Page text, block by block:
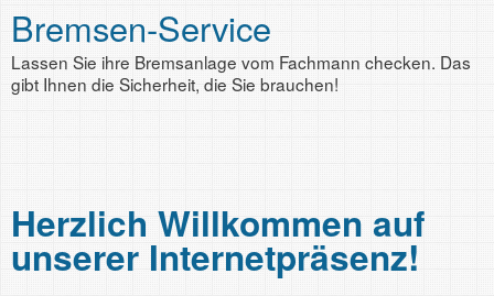
Bremsen-Service
Lassen Sie ihre Bremsanlage vom Fachmann checken. Das
gibt Ihnen die Sicherheit, die Sie brauchen!
Inspektion und Wartung
Bei uns ist Ihr Fahrzeug immer in besten Händen.
Herzlich Willkommen auf
unserer Internetpräsenz!